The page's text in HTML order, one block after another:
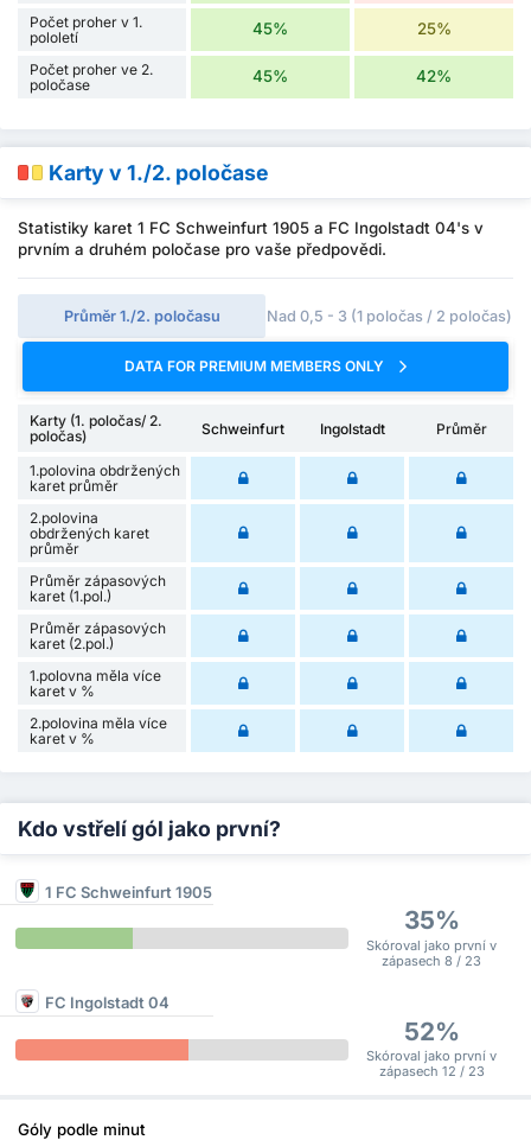
Počet proher v 1.
pololetí
45% 25%
Počet proher ve 2.
poločase
45% 42%
Karty v 1./2. poločase
Statistiky karet 1 FC Schweinfurt 1905 a FC Ingolstadt 04's v
prvním a druhém poločase pro vaše předpovědi.
Průměr 1./2. poločasu Nad 0,5 - 3 (1 poločas / 2 poločas)
DATA FOR PREMIUM MEMBERS ONLY
Karty (1. poločas/ 2.
poločas)
Schweinfurt Ingolstadt Průměr
1.polovina obdržených
karet průměr
2.polovina
obdržených karet
průměr
Průměr zápasových
karet (1.pol.)
Průměr zápasových
karet (2.pol.)
1.polovna měla více
karet v %
2.polovina měla více
karet v %
Kdo vstřelí gól jako první?
1 FC Schweinfurt 1905
35%
Skóroval jako první v
zápasech 8 / 23
FC Ingolstadt 04
52%
Skóroval jako první v
zápasech 12 / 23
Góly podle minut